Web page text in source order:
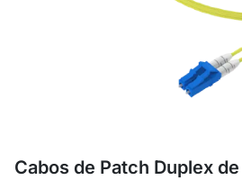
Cabos de Patch Duplex